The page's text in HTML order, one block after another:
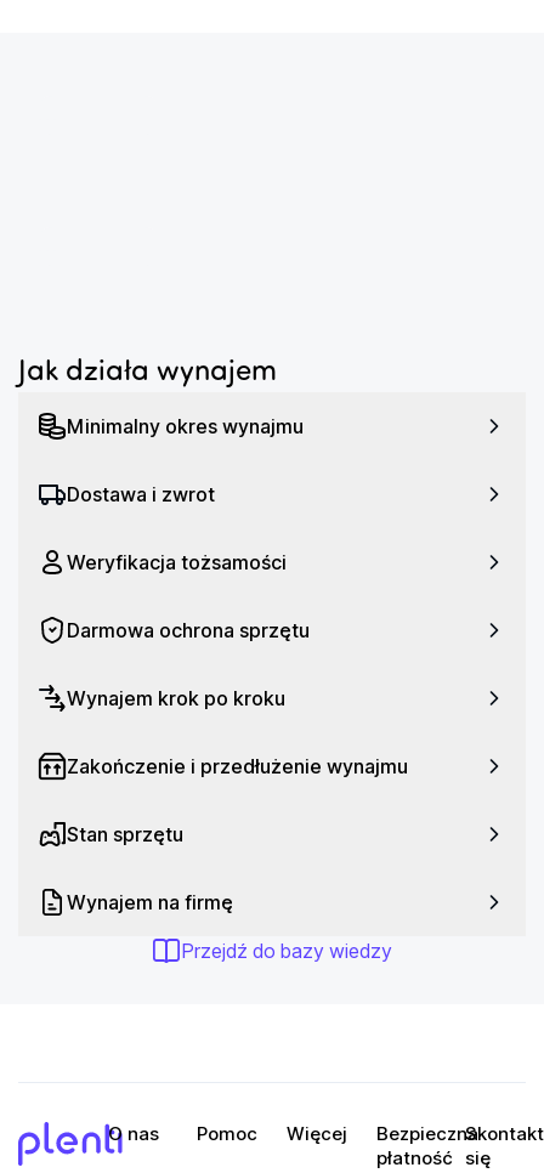
Jak działa wynajem
Minimalny okres wynajmu
Dostawa i zwrot
Weryfikacja tożsamości
Darmowa ochrona sprzętu
Wynajem krok po kroku
Zakończenie i przedłużenie wynajmu
Stan sprzętu
Wynajem na firmę
Przejdź do bazy wiedzy
O nas Pomoc Więcej
Bezpieczna
płatność
się